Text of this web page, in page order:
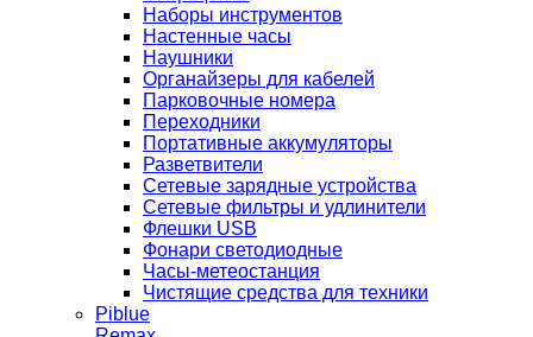
Наборы инструментов
Настенные часы
Наушники
Органайзеры для кабелей
Парковочные номера
Переходники
Портативные аккумуляторы
Разветвители
Сетевые зарядные устройства
Сетевые фильтры и удлинители
Флешки USB
Фонари светодиодные
Часы-метеостанция
Чистящие средства для техники
Piblue